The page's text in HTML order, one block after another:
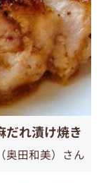
れ漬け焼き
奥田和美）さん